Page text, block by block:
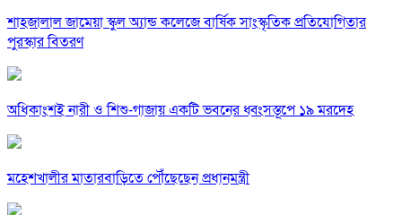
শাহজালাল জামেয়া স্কুল অ্যান্ড কলেজে বার্ষিক সাংস্কৃতিক প্রতিযোগিতার
পুরস্কার বিতরণ
অধিকাংশই নারী ও শিশু-গাজায় একটি ভবনের ধ্বংসস্তূপে ১৯ মরদেহ
মহেশখালীর মাতারবাড়িতে পৌঁছেছেন প্রধানমন্ত্রী